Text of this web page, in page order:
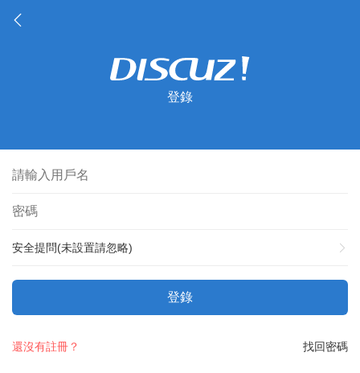
登錄
安全提問(未設置請忽略)
登錄
找回密碼
還沒有註冊？